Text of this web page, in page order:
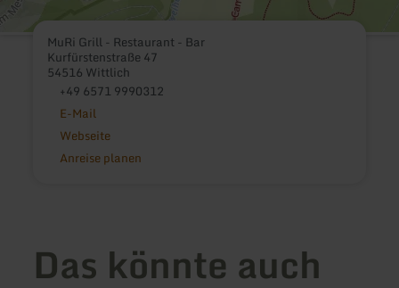
MuRi Grill - Restaurant - Bar
Kurfürstenstraße 47
54516 Wittlich
+49 6571 9990312
E-Mail
Webseite
Anreise planen
Das könnte auch